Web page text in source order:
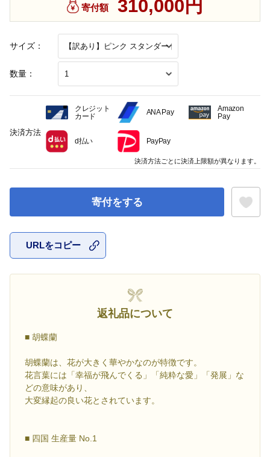
サイズ：
数量：
寄付額 310,000円
寄付をする
URLをコピー
返礼品について
■ 胡蝶蘭
胡蝶蘭は、花が大きく華やかなのが特徴です。
花言葉には「幸福が飛んでくる」「純粋な愛」「発展」な
どの意味があり、
大変縁起の良い花とされています。
■ 四国 生産量 No.1
決済方法
クレジット
カード
ANA Pay
Amazon
Pay
d払い PayPay
決済方法ごとに決済上限額が異なります。